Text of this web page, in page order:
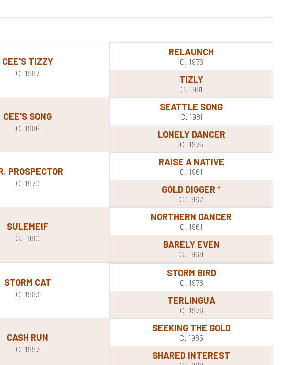
CEE'S TIZZY
C. 1987
CEE'S SONG
C. 1986
PROSPECTOR
C. 1970
SULEMEIF
C. 1980
RELAUNCH
C. 1976
TIZLY
C. 1981
SEATTLE SONG
C. 1981
LONELY DANCER
C. 1975
RAISE A NATIVE
C. 1961
GOLD DIGGER *
C. 1962
NORTHERN DANCER
C. 1961
BARELY EVEN
C. 1969
STORM CAT
C. 1983
CASH RUN
C. 1997
STORM BIRD
C. 1978
TERLINGUA
C. 1976
SEEKING THE GOLD
C. 1985
SHARED INTEREST